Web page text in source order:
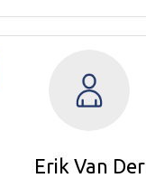
Erik Van Der